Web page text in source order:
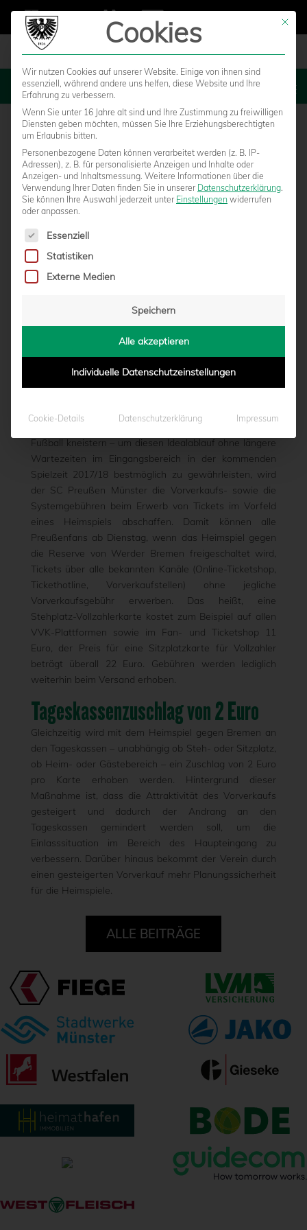
MENU
PREISGLEICHHEIT AUF ALLEN KANÄLEN:
WERDEN ABGESCHAFFT
vonMoritz Schwegmann|24.07.2017 - 09:53
Leeze zur Hammer Straße und ab ins Preußenstadion,
Fußball kneistern – um diesen Idealablauf ohne längere
Wartezeiten im Eingangsbereich in der kommenden
Spielzeit 2017/18 bestmöglich zu gewährleisten, wird
der SC Preußen Münster die Vorverkaufs- sowie die
Systemgebühren beim Erwerb von Tickets im Vorfeld
eines Heimspiels abschaffen. Damit können alle
Preußenfans ab Dienstag, wenn das Heimspiel gegen
die Reserve von Werder Bremen freigeschaltet wird,
Tickets über alle bekannten Kanäle (Online-Ticketshop,
Tickethotline, Vorverkaufstellen) ohne jegliche
Vorverkaufsgebühr erwerben. Das heißt, eine
Stehplatz-Vollzahlerkarte kostet zum Beispiel auf allen
VVK-Plattformen sowie im Fan- und Ticketshop 11
Euro, der Preis für eine Sitzplatzkarte für Vollzahler
beträgt überall 22 Euro. Gebühren werden lediglich
weiterhin beim Versand erhoben.
Tageskassenzuschlag von 2 Euro
Gleichzeitig wird mit dem Heimspiel gegen Bremen an
den Tageskassen – unabhängig ob Steh- oder Sitzplatz,
ob Heim- oder Gästebereich – ein Zuschlag von 2 Euro
pro Karte erhoben werden. Hintergrund dieser
Maßnahme ist, dass die Attraktivität des Vorverkaufs
gesteigert und dadurch der Andrang an den
Tageskassen gemindert werden soll, um die
Einlasssituation im Bereich des Haupteingang zu
verbessern. Darüber hinaus bekommt der Verein durch
einen gesteigerten Vorverkauf mehr Planungssicherheit
für die Heimspiele.
ALLE BEITRÄGE
Mit
Cookies
Wir nutzen Cookies auf unserer Website. Einige von ihnen sind
essenziell, während andere uns helfen, diese Website und Ihre
Erfahrung zu verbessern.
Wenn Sie unter 16 Jahre alt sind und Ihre Zustimmung zu freiwilligen
Diensten geben möchten, müssen Sie Ihre Erziehungsberechtigten
um Erlaubnis bitten.
Personenbezogene Daten können verarbeitet werden (z. B. IP-
Adressen), z. B. für personalisierte Anzeigen und Inhalte oder
Anzeigen- und Inhaltsmessung. Weitere Informationen über die
Verwendung Ihrer Daten finden Sie in unserer Datenschutzerklärung.
Sie können Ihre Auswahl jederzeit unter Einstellungen widerrufen
oder anpassen.
Es folgt eine Liste der Service-Gruppen, für die eine
Essenziell
Statistiken
Externe Medien
Speichern
Alle akzeptieren
Individuelle Datenschutzeinstellungen
Cookie-Details Datenschutzerklärung Impressum